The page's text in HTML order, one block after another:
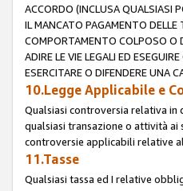
ACCORDO (INCLUSA QUALSIASI
IL MANCATO PAGAMENTO
COMPORTAMENTO COLPOSO O
ADIRE LE VIE LEGALI ED
ESERCITARE O DIFENDERE UNA
10.Legge Applicabile e
Qualsiasi controversia relativa
qualsiasi transazione o attività
controversie applicabili relative
11.Tasse
Qualsiasi tassa ed I relative